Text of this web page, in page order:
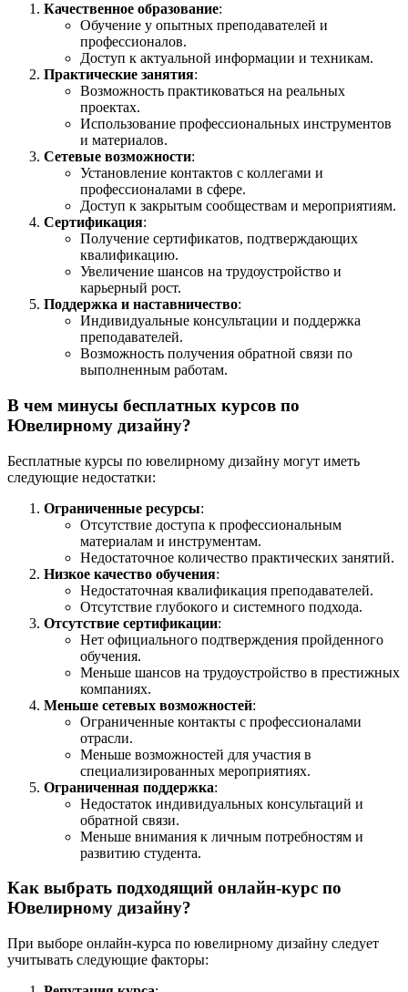
Качественное образование:
Обучение у опытных преподавателей и
профессионалов.
Доступ к актуальной информации и техникам.
Практические занятия:
Возможность практиковаться на реальных
проектах.
Использование профессиональных инструментов
и материалов.
Сетевые возможности:
Установление контактов с коллегами и
профессионалами в сфере.
Доступ к закрытым сообществам и мероприятиям.
Сертификация:
Получение сертификатов, подтверждающих
квалификацию.
Увеличение шансов на трудоустройство и
карьерный рост.
Поддержка и наставничество:
Индивидуальные консультации и поддержка
преподавателей.
Возможность получения обратной связи по
выполненным работам.
В чем минусы бесплатных курсов по
Ювелирному дизайну?
Бесплатные курсы по ювелирному дизайну могут иметь
следующие недостатки:
Ограниченные ресурсы:
Отсутствие доступа к профессиональным
материалам и инструментам.
Недостаточное количество практических занятий.
Низкое качество обучения:
Недостаточная квалификация преподавателей.
Отсутствие глубокого и системного подхода.
Отсутствие сертификации:
Нет официального подтверждения пройденного
обучения.
Меньше шансов на трудоустройство в престижных
компаниях.
Меньше сетевых возможностей:
Ограниченные контакты с профессионалами
отрасли.
Меньше возможностей для участия в
специализированных мероприятиях.
Ограниченная поддержка:
Недостаток индивидуальных консультаций и
обратной связи.
Меньше внимания к личным потребностям и
развитию студента.
Как выбрать подходящий онлайн-курс по
Ювелирному дизайну?
При выборе онлайн-курса по ювелирному дизайну следует
учитывать следующие факторы: